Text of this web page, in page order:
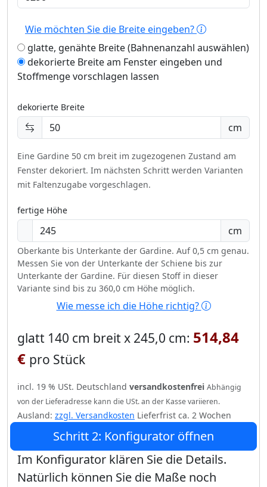
Wie möchten Sie die Breite eingeben?
glatte, genähte Breite (Bahnenanzahl auswählen)
dekorierte Breite am Fenster eingeben und
Stoffmenge vorschlagen lassen
dekorierte Breite
cm
Eine Gardine 50 cm breit im zugezogenen Zustand am
Fenster dekoriert. Im nächsten Schritt werden Varianten
mit Faltenzugabe vorgeschlagen.
fertige Höhe
cm
Oberkante bis Unterkante der Gardine. Auf 0,5 cm genau.
Messen Sie von der Unterkante der Schiene bis zur
Unterkante der Gardine. Für diesen Stoff in dieser
Variante sind bis zu 360,0 cm Höhe möglich.
Wie messe ich die Höhe richtig?
glatt 140 cm breit x 245,0 cm: 514,84
€ pro Stück
incl. 19 % USt. Deutschland versandkostenfrei Abhängig
von der Lieferadresse kann die USt. an der Kasse variieren.
Ausland: zzgl. Versandkosten Lieferfrist ca. 2 Wochen
Schritt 2: Konfigurator öffnen
Im Konfigurator klären Sie die Details.
Natürlich können Sie die Maße noch